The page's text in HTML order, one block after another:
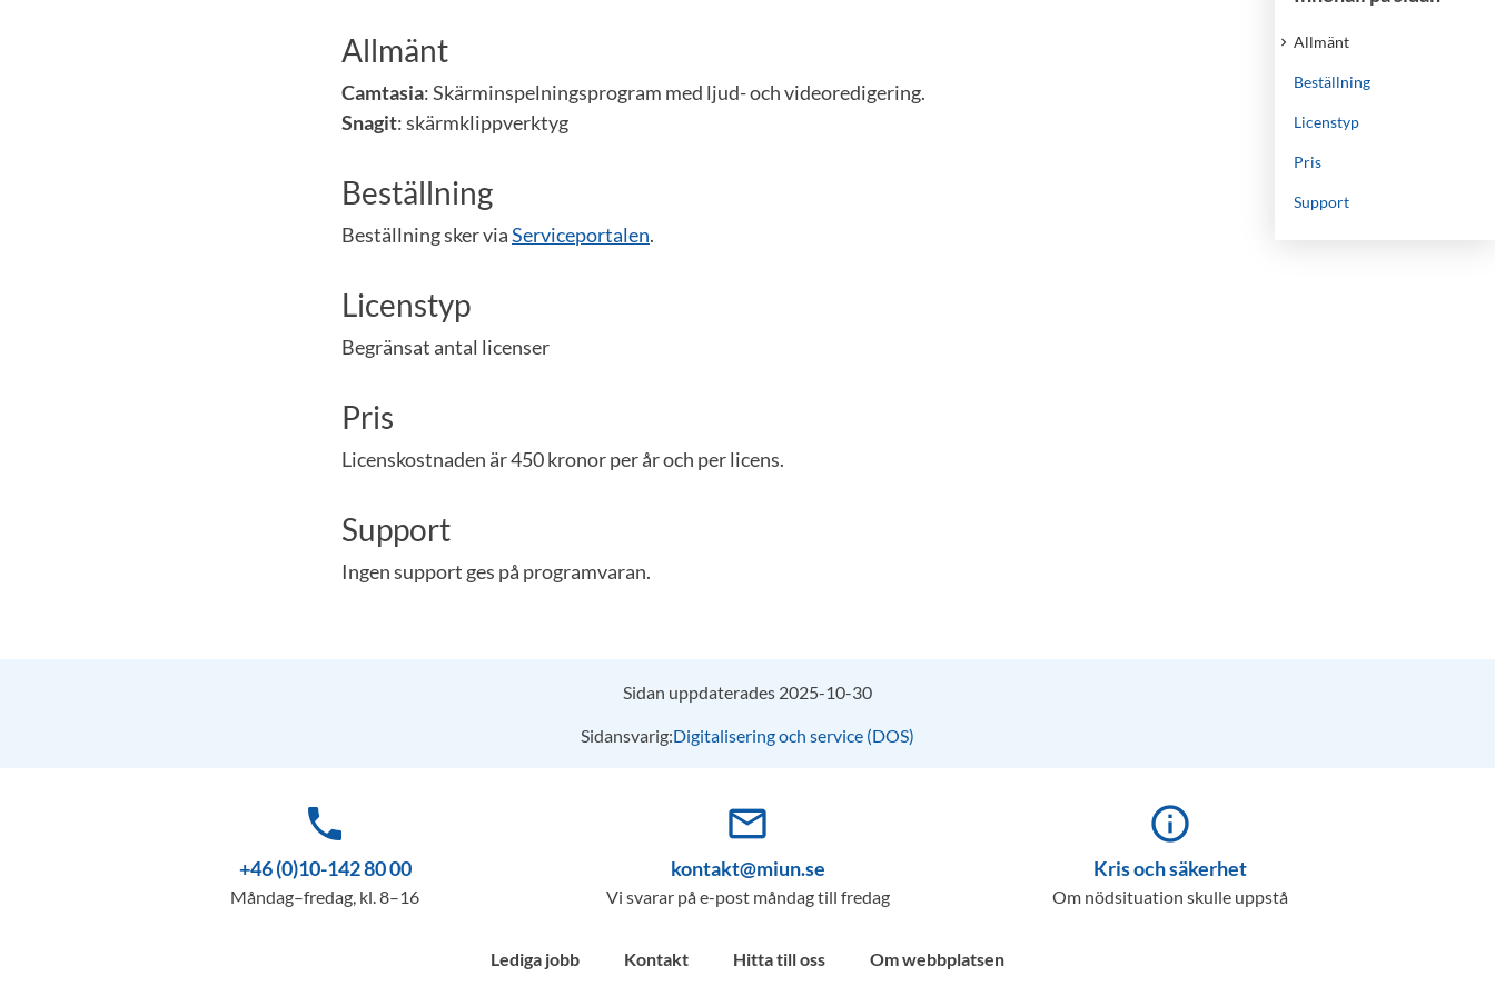
Allmänt
Beställning
Licenstyp
Pris
Support
Allmänt
Camtasia: Skärminspelningsprogram med ljud- och videoredigering.
Snagit: skärmklippverktyg
Beställning
Beställning sker viaServiceportalen.
Licenstyp
Begränsat antal licenser
Pris
Licenskostnaden är 450 kronor per år och per licens.
Support
Ingen support ges på programvaran.
Sidan uppdaterades 2025-10-30
Sidansvarig:Digitalisering och service (DOS)
phone
+46 (0)10-142 80 00
Måndag–fredag, kl. 8–16
mail_outline
kontakt@miun.se
Vi svarar på e-post måndag till fredag
info_outline
Kris och säkerhet
Om nödsituation skulle uppstå
Lediga jobb Kontakt Hitta till oss Om webbplatsen